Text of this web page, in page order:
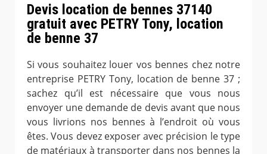
Devis location de bennes 37140
gratuit avec PETRY Tony, location
de benne 37
Si vous souhaitez louer vos bennes chez notre
entreprise PETRY Tony, location de benne 37 ;
sachez qu’il est nécessaire que vous nous
envoyer une demande de devis avant que nous
vous livrions nos bennes à l’endroit où vous
êtes. Vous devez exposer avec précision le type
de matériaux à transporter dans nos bennes la